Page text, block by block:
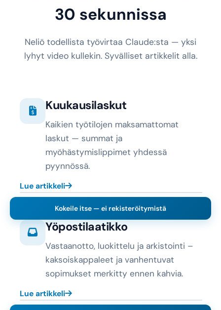
30 sekunnissa
Neliö todellista työvirtaa Claude:sta — yksi
lyhyt video kullekin. Syvälliset artikkelit alla.
Kuukausilaskut
Kaikien työtilojen maksamattomat
laskut — summat ja
myöhästymislippimet yhdessä
pyynnössä.
Lue artikkeli
Kokeile itse — ei rekisteröitymistä
Yöpostilaatikko
Vastaanotto, luokittelu ja arkistointi –
kaksoiskappaleet ja vanhentuvat
sopimukset merkitty ennen kahvia.
Lue artikkeli